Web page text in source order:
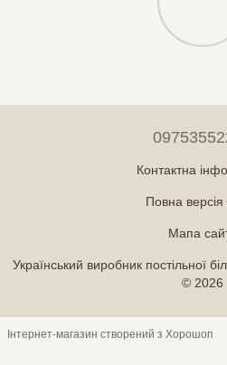
Контактна
Повна версія
Мапа
Український виробник постільної
© 2026
Інтернет-магазин створений з Хорошоп